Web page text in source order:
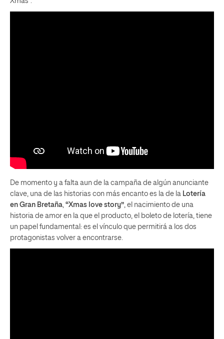
De momento y a falta aun de la campaña de algún anunciante
clave, una de las historias con más encanto es la de la Lotería
en Gran Bretaña “Xmas love story” , el nacimiento de una
historia de amor en la que el producto, el boleto de lotería, tiene
un papel fundamental: es el vínculo que permitirá a los dos
protagonistas volver a encontrarse.